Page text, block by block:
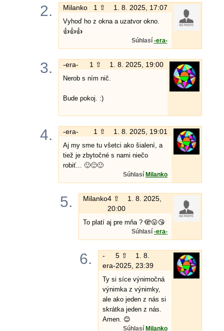
2. Milanko 1 ⇧ 1. 8. 2025, 17:07
Vyhoď ho z okna a uzatvor okno.
👍👍👍
Súhlasí -era-
3. -era- 1 ⇧ 1. 8. 2025, 19:00
Nerob s ním nič.
Bude pokoj. :)
4. -era- 1 ⇧ 1. 8. 2025, 19:01
Aj my sme tu všetci ako šialení, a
tiež je zbytočné s nami niečo
robiť... 🙂🙂🙂
Súhlasí Milanko
5. Milanko4 ⇧
1. 8. 2025,
20:00
To platí aj pre mňa ? 🫣😛😘
Súhlasí -era-
6.
-
era-
5 ⇧
1. 8.
2025, 23:39
Ty si síce výnimočná
výnimka z výnimky,
ale ako jeden z nás si
skrátka jeden z nás.
Amen. 😊
Súhlasí Milanko